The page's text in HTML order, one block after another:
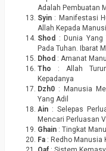
Adalah Pembuatan
Syin : Manifestasi
Allah Kepada
Shod
: Dunia Yang
Pada Tuhan. Ibarat
Dhod : Amanat
Tho : Allah
Kepadanya
Dzh0 : Manusia
Yang Adil
Ain : Selepas
Mencari Perluasan
Ghain : Tingkat
Fa : Redho Manusia